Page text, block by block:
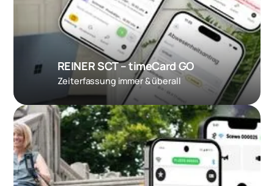
REINER SCT – timeCard GO
Zeiterfassung immer & überall